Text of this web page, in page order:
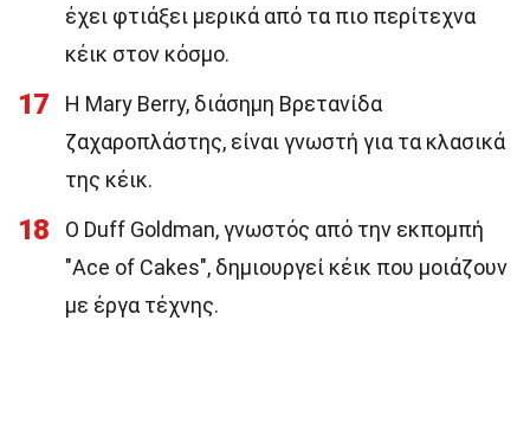
έχει φτιάξει μερικά από τα πιο περίτεχνα
κέικ στον κόσμο.
17
Η Mary Berry, διάσημη Βρετανίδα
ζαχαροπλάστης, είναι γνωστή για τα κλασικά
της κέικ.
18
Ο Duff Goldman, γνωστός από την εκπομπή
"Ace of Cakes", δημιουργεί κέικ που μοιάζουν
με έργα τέχνης.